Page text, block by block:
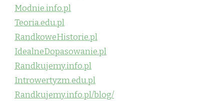
Modnie.info.pl
Teoria.edu.pl
RandkoweHistorie.pl
IdealneDopasowanie.pl
Randkujemy.info.pl
Introwertyzm.edu.pl
Randkujemy.info.pl/blog/